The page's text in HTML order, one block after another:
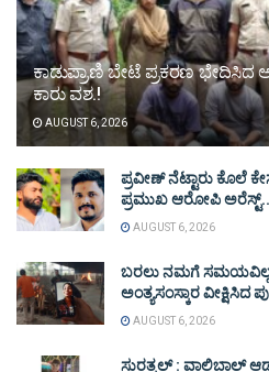
ಕಾಡುಪ್ರಾಣಿ ಬೇಟೆ ಪ್ರಕರಣ
ಕಾರು ವಶ.!
AUGUST 6, 2026
ಪ್ರವೀಣ್ ನೆಟ್ಟಾರು ಕೊಲೆ
ಪ್ರಮುಖ ಆರೋಪಿ
AUGUST 6, 2026
ಬರಲು ನಮಗೆ
ಅಂತ್ಯಸಂಸ್ಕಾರ ವೀಕ್ಷಿಸಿದ
AUGUST 6, 2026
ಸುರತ್ಕಲ್ : ವಾಲಿಬಾಲ್